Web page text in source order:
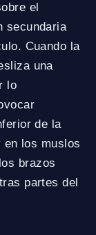
el
secundaria
Cuando la
una
lo
de la
los muslos
brazos
partes del